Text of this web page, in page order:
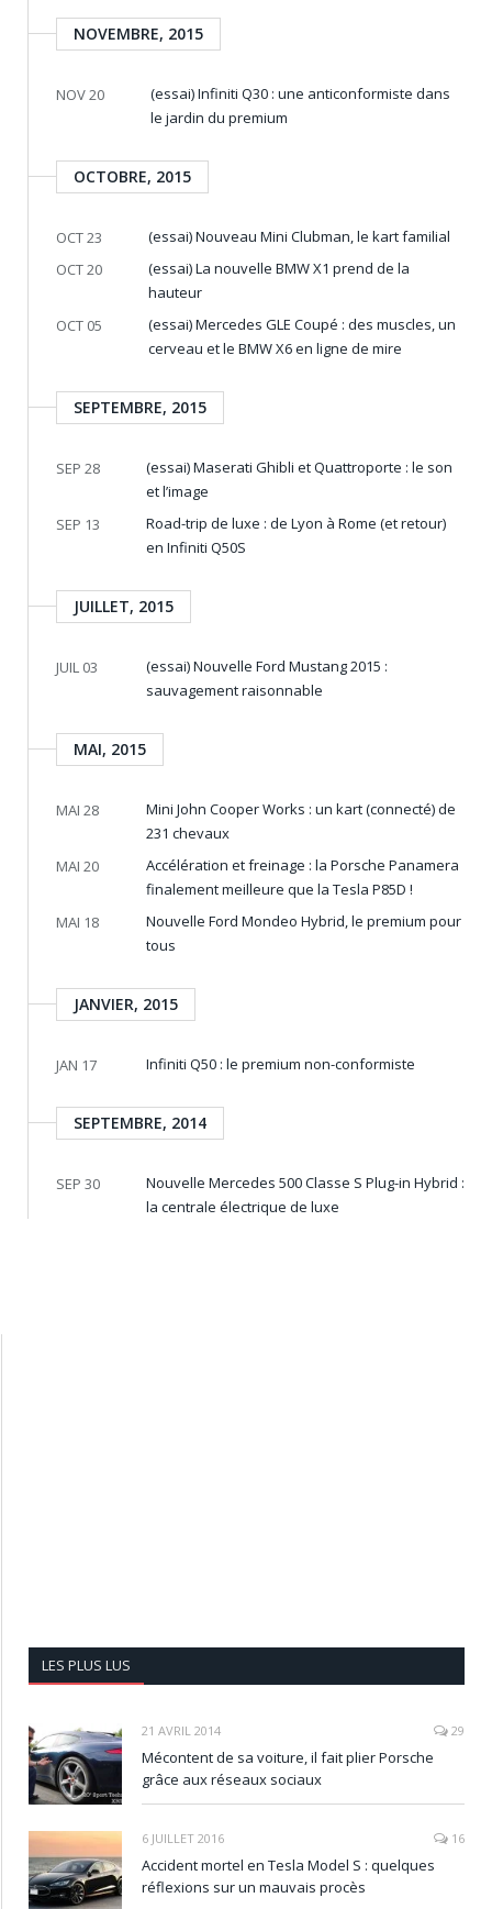
NOVEMBRE, 2015
NOV 20
(essai) Infiniti Q30 : une anticonformiste dans
le jardin du premium
OCTOBRE, 2015
OCT 23
(essai) Nouveau Mini Clubman, le kart familial
OCT 20
(essai) La nouvelle BMW X1 prend de la
hauteur
OCT 05
(essai) Mercedes GLE Coupé : des muscles, un
cerveau et le BMW X6 en ligne de mire
SEPTEMBRE, 2015
SEP 28
(essai) Maserati Ghibli et Quattroporte : le son
et l’image
SEP 13
Road-trip de luxe : de Lyon à Rome (et retour)
en Infiniti Q50S
JUILLET, 2015
JUIL 03
(essai) Nouvelle Ford Mustang 2015 :
sauvagement raisonnable
MAI, 2015
MAI 28
Mini John Cooper Works : un kart (connecté) de
231 chevaux
MAI 20
Accélération et freinage : la Porsche Panamera
finalement meilleure que la Tesla P85D !
MAI 18
Nouvelle Ford Mondeo Hybrid, le premium pour
tous
JANVIER, 2015
JAN 17 Infiniti Q50 : le premium non-conformiste
SEPTEMBRE, 2014
SEP 30
Nouvelle Mercedes 500 Classe S Plug-in Hybrid :
la centrale électrique de luxe
LES PLUS LUS
21 AVRIL 2014 29
Mécontent de sa voiture, il fait plier Porsche
grâce aux réseaux sociaux
6 JUILLET 2016 16
Accident mortel en Tesla Model S : quelques
réflexions sur un mauvais procès